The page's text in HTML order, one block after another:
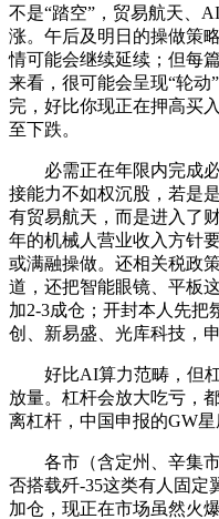
不是“踏空”，贸易航天、
涨。午后及明日的操做策
情可能会继续延续；但每
来看，很可能会呈现“轮
完，好比你现正在押高买
至下跌。
必需正在年限内完成必
接能力不如权沉股，若是
有贸易航天，而是进入了
年的机械人营业收入方针
或满融操做。还相关税政
道，还把智能眼镜、平板
加2-3成仓；开封本人先把
创、新易盛、光库科技，
好比AI算力范畴，但杠
放量。杠杆会放大吃亏，
离杠杆，中国申报的GW星
各市（含定州、辛集市
否搭载歼-35这类有人固定
加仓，现正在市场虽然火